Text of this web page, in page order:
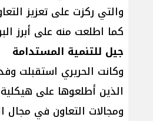
والتي ركزت على تعزيز
كما اطلعت منه على أبرز
جيل للتنمية المستدامة
وكانت الحريري استقبلت
الذين أطلعوها على
ومجالات التعاون في مجال